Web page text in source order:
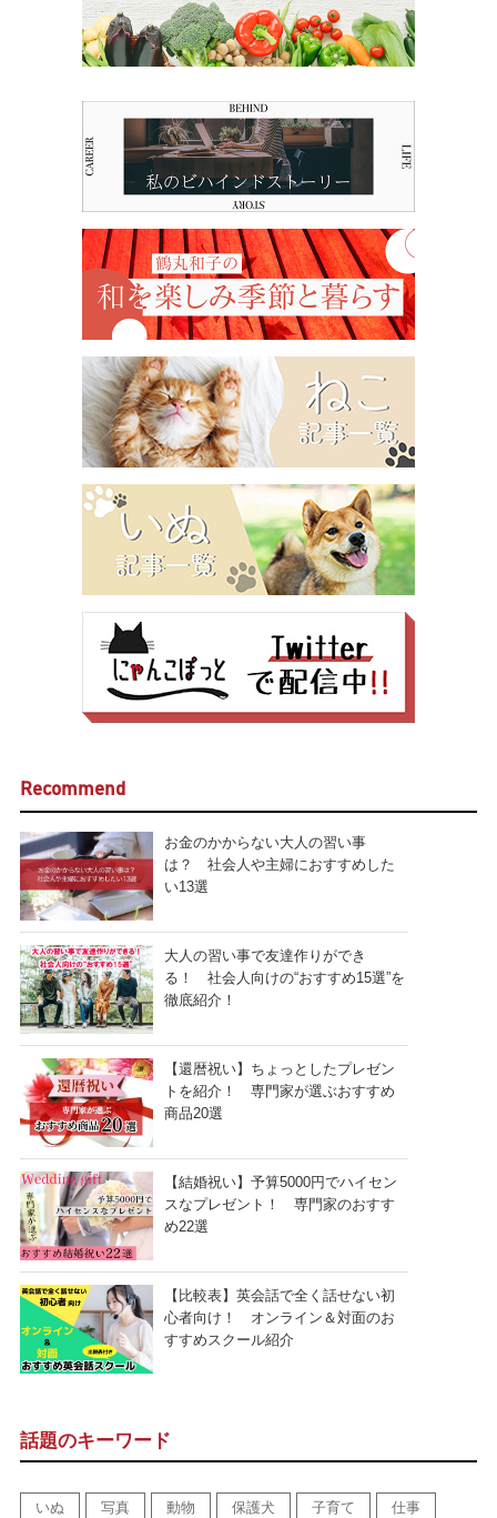
Recommend
お金のかからない大人の習い事
は？ 社会人や主婦におすすめした
い13選
大人の習い事で友達作りができ
る！ 社会人向けの“おすすめ15選”を
徹底紹介！
【還暦祝い】ちょっとしたプレゼン
トを紹介！ 専門家が選ぶおすすめ
商品20選
【結婚祝い】予算5000円でハイセン
スなプレゼント！ 専門家のおすす
め22選
【比較表】英会話で全く話せない初
心者向け！ オンライン＆対面のお
すすめスクール紹介
話題のキーワード
いぬ 写真 動物 保護犬 子育て 仕事